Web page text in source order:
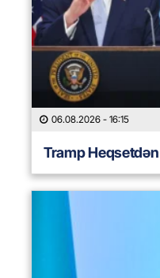
06.08.2026 - 16:15
Tramp Heqsetdən